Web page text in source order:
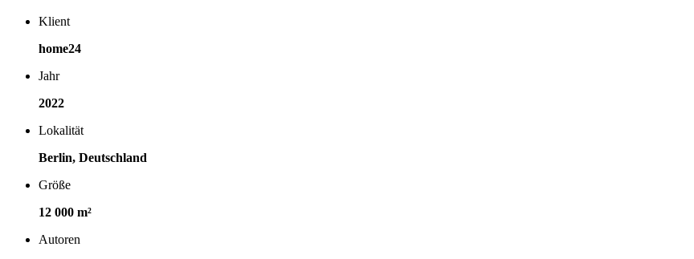
Klient
home24
Jahr
2022
Lokalität
Berlin, Deutschland
Größe
12 000 m²
Autoren